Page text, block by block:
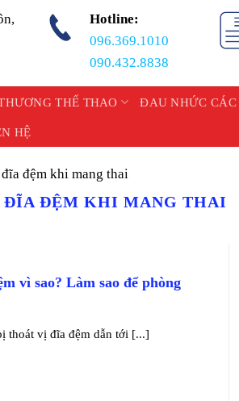
Hotline:
096.369.1010
090.432.8838
THỂ THAO ĐAU NHỨC CÁC
HỆ
đệm khi mang thai
ĐĨA ĐỆM KHI MANG THAI
vì sao? Làm sao để phòng
thoát vị đĩa đệm dẫn tới [...]